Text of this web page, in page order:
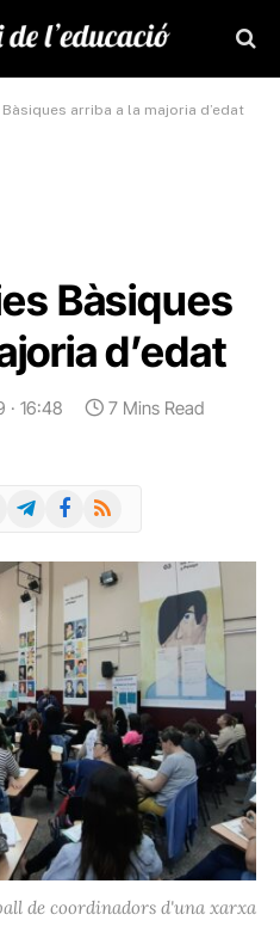
arriba a la majoria d’edat
Bàsiques
d’edat
· 16:48 7 Mins Read
TelegramFacebook
RSS
de coordinadors d'una xarxa